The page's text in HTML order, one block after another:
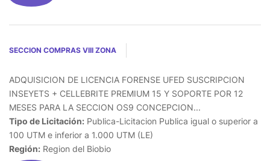
SECCION COMPRAS VIII ZONA
ADQUISICION DE LICENCIA FORENSE UFED SUSCRIPCION
INSEYETS + CELLEBRITE PREMIUM 15 Y SOPORTE POR 12
MESES PARA LA SECCION OS9 CONCEPCION...
Tipo de Licitación: Publica-Licitacion Publica igual o superior a
100 UTM e inferior a 1.000 UTM (LE)
Región: Region del Biobio